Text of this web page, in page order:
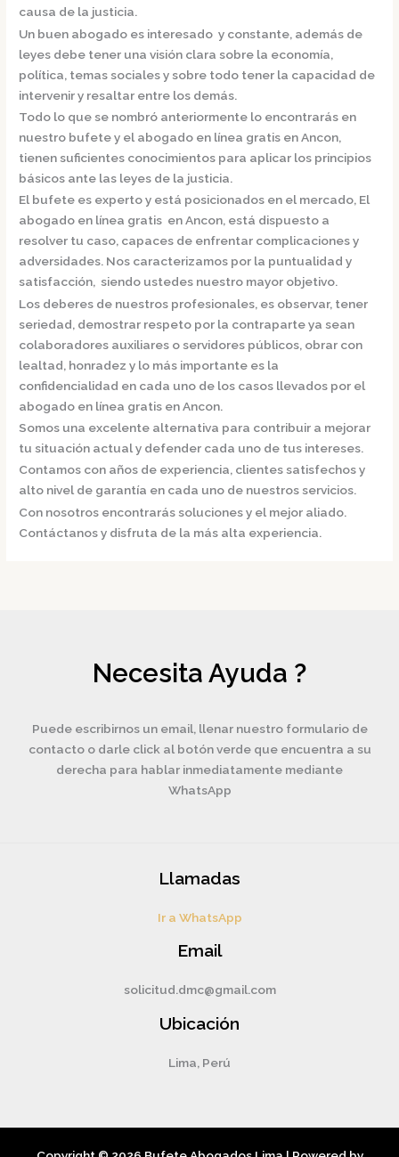
causa de la justicia.
Un buen abogado es interesado y constante, además de
leyes debe tener una visión clara sobre la economía,
política, temas sociales y sobre todo tener la capacidad de
intervenir y resaltar entre los demás.
Todo lo que se nombró anteriormente lo encontrarás en
nuestro bufete y el abogado en línea gratis en Ancon,
tienen suficientes conocimientos para aplicar los principios
básicos ante las leyes de la justicia.
El bufete es experto y está posicionados en el mercado, El
abogado en línea gratis en Ancon, está dispuesto a
resolver tu caso, capaces de enfrentar complicaciones y
adversidades. Nos caracterizamos por la puntualidad y
satisfacción, siendo ustedes nuestro mayor objetivo.
Los deberes de nuestros profesionales, es observar, tener
seriedad, demostrar respeto por la contraparte ya sean
colaboradores auxiliares o servidores públicos, obrar con
lealtad, honradez y lo más importante es la
confidencialidad en cada uno de los casos llevados por el
abogado en línea gratis en Ancon.
Somos una excelente alternativa para contribuir a mejorar
tu situación actual y defender cada uno de tus intereses.
Contamos con años de experiencia, clientes satisfechos y
alto nivel de garantía en cada uno de nuestros servicios.
Con nosotros encontrarás soluciones y el mejor aliado.
Contáctanos y disfruta de la más alta experiencia.
Necesita Ayuda ?
Puede escribirnos un email, llenar nuestro formulario de
contacto o darle click al botón verde que encuentra a su
derecha para hablar inmediatamente mediante
WhatsApp
Llamadas
Ir a WhatsApp
Email
solicitud.dmc@gmail.com
Ubicación
Lima, Perú